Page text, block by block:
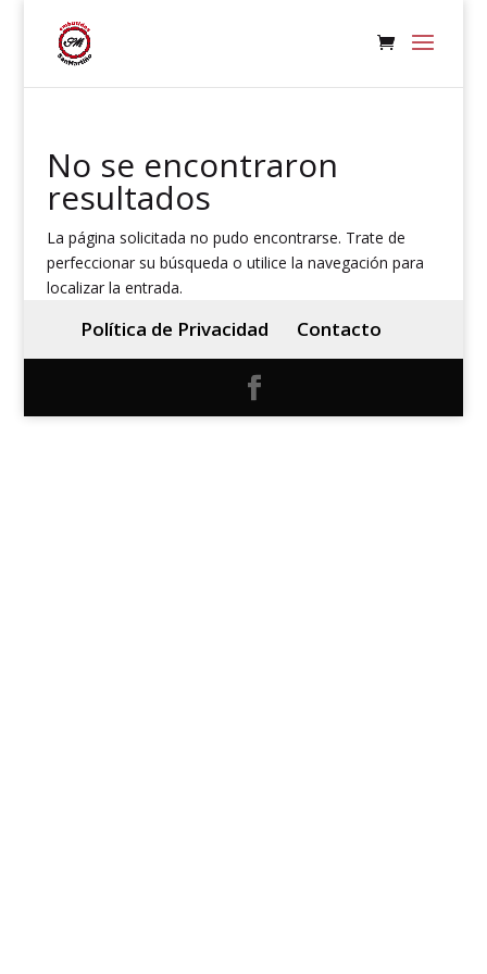
No se encontraron
resultados
La página solicitada no pudo encontrarse. Trate de
perfeccionar su búsqueda o utilice la navegación para
localizar la entrada.
Política de Privacidad Contacto